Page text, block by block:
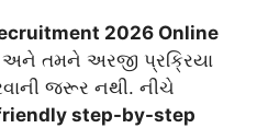
2026 Online
અને તમને અરજી પ્રક્રિયા
જરૂર નથી. નીચે
step-by-step